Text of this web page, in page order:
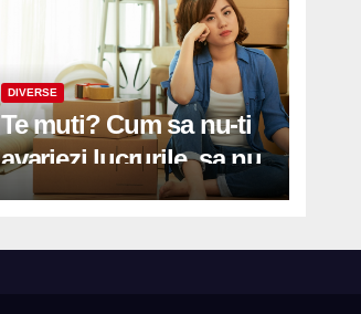
DIVERSE
Te muti? Cum sa nu-ti
avariezi lucrurile, sa nu
zgarii podeaua sau sa